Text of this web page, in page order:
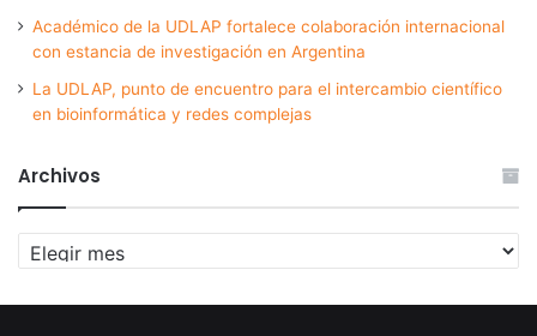
Académico de la UDLAP fortalece colaboración internacional
con estancia de investigación en Argentina
La UDLAP, punto de encuentro para el intercambio científico
en bioinformática y redes complejas
Archivos
Archivos